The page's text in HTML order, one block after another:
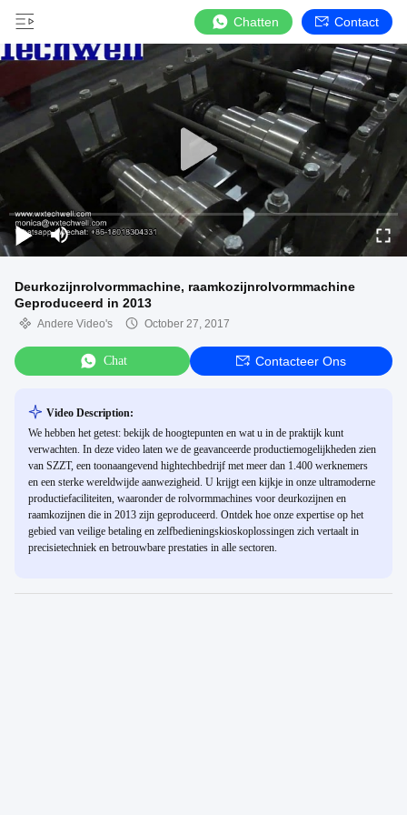
Chatten Contact
Deurkozijnrolvormmachine, raamkozijnrolvormmachine
Geproduceerd in 2013
Andere Video's October 27, 2017
Chat Contacteer Ons
Video Description:
We hebben het getest: bekijk de hoogtepunten en wat u in de praktijk kunt
verwachten. In deze video laten we de geavanceerde productiemogelijkheden zien
van SZZT, een toonaangevend hightechbedrijf met meer dan 1.400 werknemers
en een sterke wereldwijde aanwezigheid. U krijgt een kijkje in onze ultramoderne
productiefaciliteiten, waaronder de rolvormmachines voor deurkozijnen en
raamkozijnen die in 2013 zijn geproduceerd. Ontdek hoe onze expertise op het
gebied van veilige betaling en zelfbedieningskioskoplossingen zich vertaalt in
precisietechniek en betrouwbare prestaties in alle sectoren.